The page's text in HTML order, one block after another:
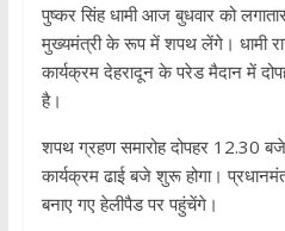
पुष्‍कर सिंह धामी आज बुधवार को
मुख्‍यमंत्री के रूप में शपथ लेंगे। धामी
कार्यक्रम देहरादून के परेड मैदान में
है।
शपथ ग्रहण समारोह दोपहर 12.30
कार्यक्रम ढाई बजे शुरू होगा।
बनाए गए हेलीपैड पर पहुंचेंगे।